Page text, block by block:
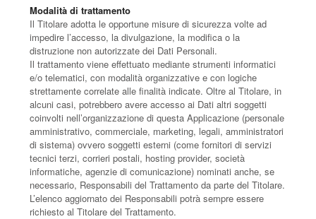
Modalità di trattamento
Il Titolare adotta le opportune misure di sicurezza volte ad
impedire l’accesso, la divulgazione, la modifica o la
distruzione non autorizzate dei Dati Personali.
Il trattamento viene effettuato mediante strumenti informatici
e/o telematici, con modalità organizzative e con logiche
strettamente correlate alle finalità indicate. Oltre al Titolare, in
alcuni casi, potrebbero avere accesso ai Dati altri soggetti
coinvolti nell’organizzazione di questa Applicazione (personale
amministrativo, commerciale, marketing, legali, amministratori
di sistema) ovvero soggetti esterni (come fornitori di servizi
tecnici terzi, corrieri postali, hosting provider, società
informatiche, agenzie di comunicazione) nominati anche, se
necessario, Responsabili del Trattamento da parte del Titolare.
L’elenco aggiornato dei Responsabili potrà sempre essere
richiesto al Titolare del Trattamento.